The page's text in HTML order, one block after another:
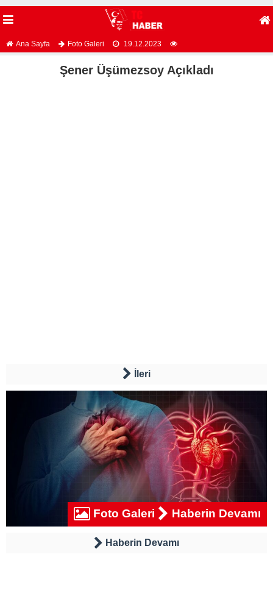
Ana Sayfa Foto Galeri 19.12.2023
Şener Üşümezsoy Açıkladı
İleri
Foto Galeri Haberin Devamı
Haberin Devamı